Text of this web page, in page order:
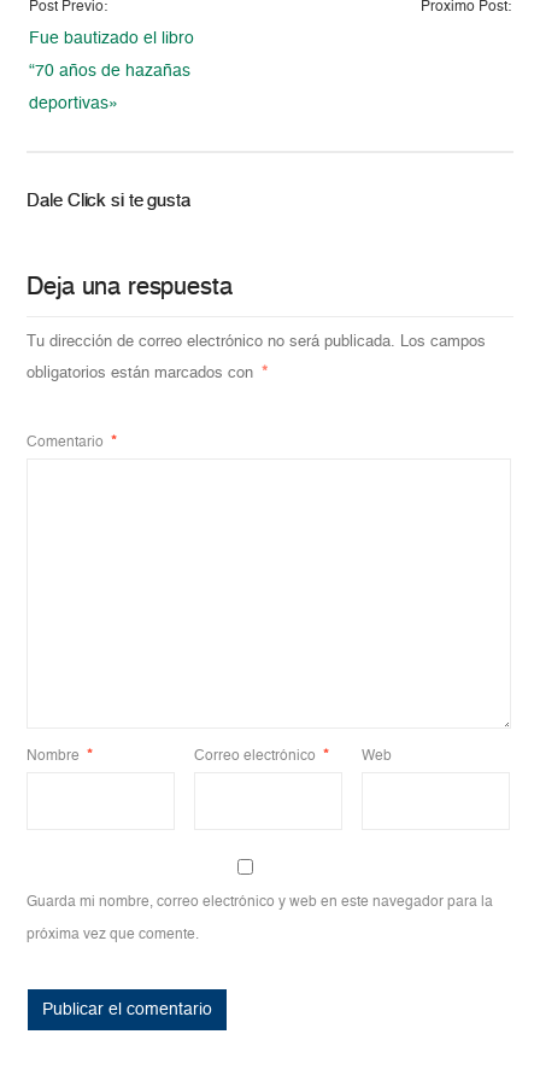
Post Previo:
Fue bautizado el libro
“70 años de hazañas
deportivas»
Proximo Post:
Dale Click si te gusta
Deja una respuesta
Tu dirección de correo electrónico no será publicada. Los campos
obligatorios están marcados con *
Comentario *
Nombre * Correo electrónico * Web
Guarda mi nombre, correo electrónico y web en este navegador para la
próxima vez que comente.